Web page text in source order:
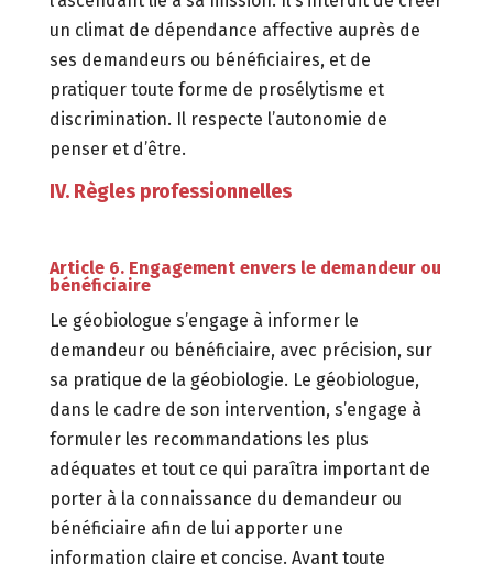
un climat de dépendance affective auprès de
ses demandeurs ou bénéficiaires, et de
pratiquer toute forme de prosélytisme et
discrimination. Il respecte l’autonomie de
penser et d’être.
IV. Règles professionnelles
Article 6. Engagement envers le demandeur ou
bénéficiaire
Le géobiologue s’engage à informer le
demandeur ou bénéficiaire, avec précision, sur
sa pratique de la géobiologie. Le géobiologue,
dans le cadre de son intervention, s’engage à
formuler les recommandations les plus
adéquates et tout ce qui paraîtra important de
porter à la connaissance du demandeur ou
bénéficiaire afin de lui apporter une
information claire et concise. Avant toute